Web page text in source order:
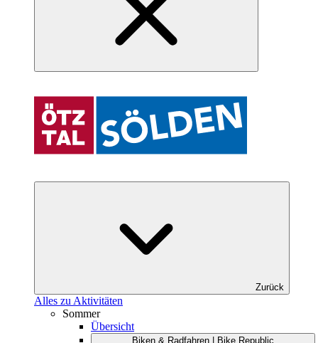
Zurück
Alles zu Aktivitäten
Sommer
Übersicht
Biken & Radfahren | Bike Republic